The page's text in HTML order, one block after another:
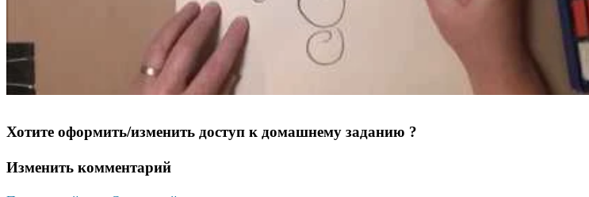
Хотите оформить/изменить доступ к домашнему заданию ?
Изменить комментарий